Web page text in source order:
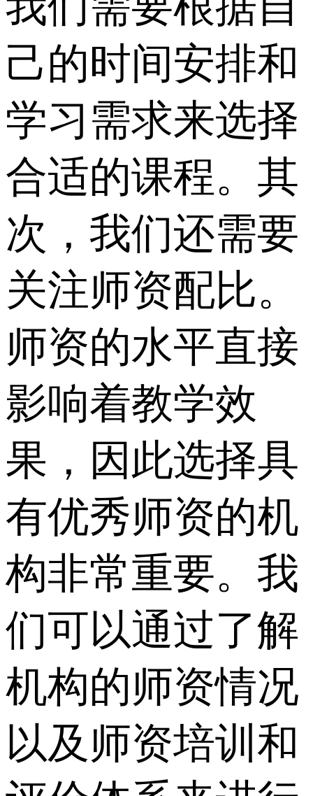
己的时间安排和
学习需求来选择
合适的课程。其
次，我们还需要
关注师资配比。
师资的水平直接
影响着教学效
果，因此选择具
有优秀师资的机
构非常重要。我
们可以通过了解
机构的师资情况
以及师资培训和